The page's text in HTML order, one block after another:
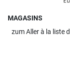
MAGASINS
zumAller à la liste